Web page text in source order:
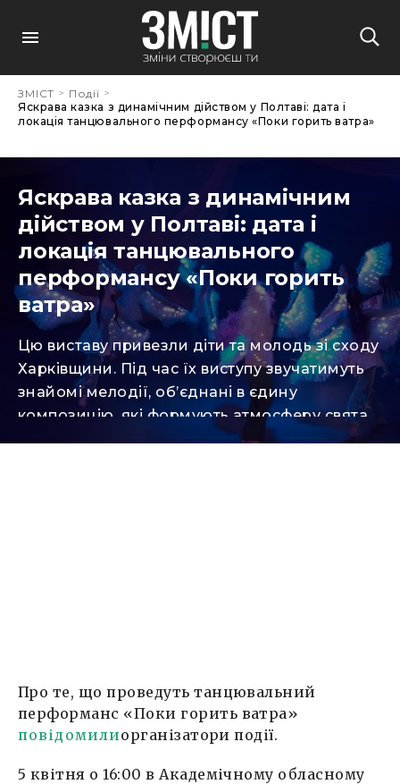
ЗМІСТ > Події >
Яскрава казка з динамічним дійством у Полтаві: дата і
локація танцювального перформансу «Поки горить ватра»
Яскрава казка з динамічним
дійством у Полтаві: дата і
локація танцювального
перформансу «Поки горить
ватра»
Цю виставу привезли діти та молодь зі сходу
Харківщини. Під час їх виступу звучатимуть
знайомі мелодії, об’єднані в єдину
композицію, які формують атмосферу свята,
боротьби та щирих відчуттів.
Про те, що проведуть танцювальний
перформанс «Поки горить ватра»
повідомилиорганізатори події.
5 квітня о 16:00 в Академічному обласному